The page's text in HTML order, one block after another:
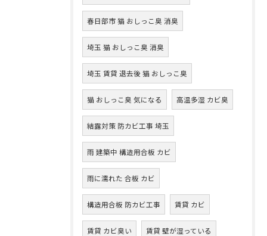
春日部市 猫 おしっこ臭 消臭
埼玉 猫 おしっこ臭 消臭
埼玉 賃貸 退去後 猫 おしっこ臭
猫 おしっこ臭 気になる 高温多湿 カビ臭
結露対策 防カビ工事 埼玉
雨 建築中 構造用合板 カビ
雨に濡れた 合板 カビ
構造用合板 防カビ工事 賃貸 カビ
賃貸 カビ臭い 賃貸 壁が湿っている